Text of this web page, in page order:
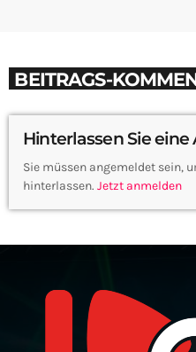
BEITRAGS-
Hinterlassen Sie
Sie müssen angemeldet sein,
hinterlassen. Jetzt anmelden